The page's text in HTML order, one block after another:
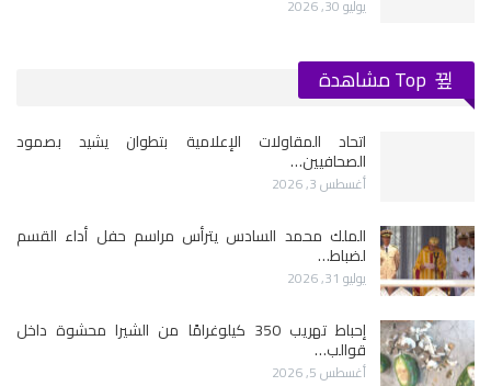
يوليو 30, 2026
اتحاد المقاولات الإعلامية بتطوان يشيد بصمود
الصحافيين…
أغسطس 3, 2026
الملك محمد السادس يترأس مراسم حفل أداء القسم
لضباط…
يوليو 31, 2026
إحباط تهريب 350 كيلوغرامًا من الشيرا محشوة داخل
قوالب…
أغسطس 5, 2026